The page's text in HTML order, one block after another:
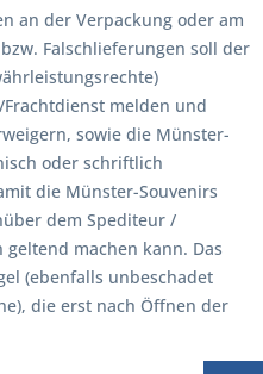
an der Verpackung oder am
Falschlieferungen soll der
melden und
sowie die Münster-
oder schriftlich
die Münster-Souvenirs
dem Spediteur /
machen kann. Das
(ebenfalls unbeschadet
die erst nach Öffnen der